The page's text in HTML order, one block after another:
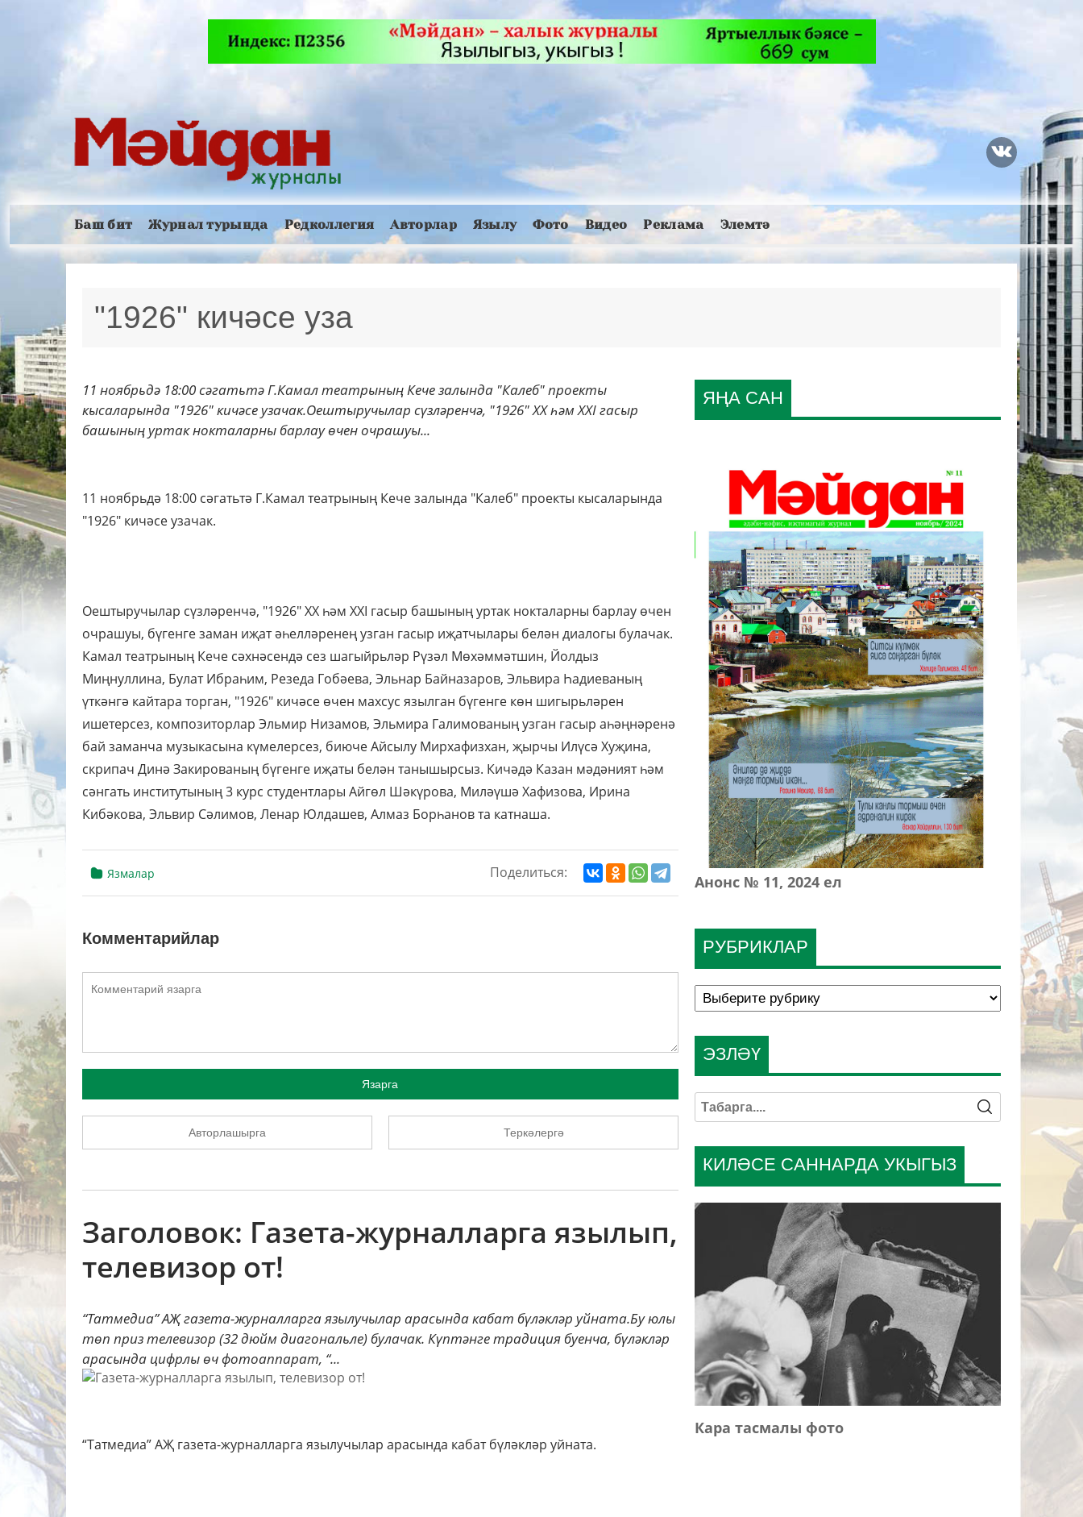
Баш бит Журнал турында Редколлегия Авторлар Язылу Фото Видео Реклама Элемтә
"1926" кичәсе уза
11 ноябрьдә 18:00 сәгатьтә Г.Камал театрының Кече залында "Калеб" проекты
кысаларында "1926" кичәсе узачак.Оештыручылар сүзләренчә, "1926" XX һәм XXI гасыр
башының уртак нокталарны барлау өчен очрашуы...
11 ноябрьдә 18:00 сәгатьтә Г.Камал театрының Кече залында "Калеб" проекты кысаларында
"1926" кичәсе узачак.
Оештыручылар сүзләренчә, "1926" XX һәм XXI гасыр башының уртак нокталарны барлау өчен
очрашуы, бүгенге заман иҗат әһелләренең узган гасыр иҗатчылары белән диалогы булачак.
Камал театрының Кече сәхнәсендә сез шагыйрьләр Рүзәл Мөхәммәтшин, Йолдыз
Миңнуллина, Булат Ибраһим, Резеда Гобәева, Эльнар Байназаров, Эльвира Һадиеваның
үткәнгә кайтара торган, "1926" кичәсе өчен махсус язылган бүгенге көн шигырьләрен
ишетерсез, композиторлар Эльмир Низамов, Эльмира Галимованың узган гасыр аһәңнәренә
бай заманча музыкасына күмелерсез, биюче Айсылу Мирхафизхан, җырчы Илүсә Хуҗина,
скрипач Динә Закированың бүгенге иҗаты белән танышырсыз. Кичәдә Казан мәдәният һәм
сәнгать институтының 3 курс студентлары Айгөл Шәкүрова, Миләүшә Хафизова, Ирина
Кибәкова, Эльвир Сәлимов, Ленар Юлдашев, Алмаз Борһанов та катнаша.
Язмалар Поделиться:
Комментарийлар
Язарга
Авторлашырга Теркәлергә
Заголовок: Газета-журналларга язылып,
телевизор от!
“Татмедиа” АҖ газета-журналларга язылучылар арасында кабат бүләкләр уйната.Бу юлы
төп приз телевизор (32 дюйм диагональле) булачак. Күптәнге традиция буенча, бүләкләр
арасында цифрлы өч фотоаппарат, “...
“Татмедиа” АҖ газета-журналларга язылучылар арасында кабат бүләкләр уйната.
РУБРИКЛАР
ЯҢА САН
Анонс № 11, 2024 ел
КИЛӘСЕ САННАРДА УКЫГЫЗ
Кара тасмалы фото
ЭЗЛӘҮ